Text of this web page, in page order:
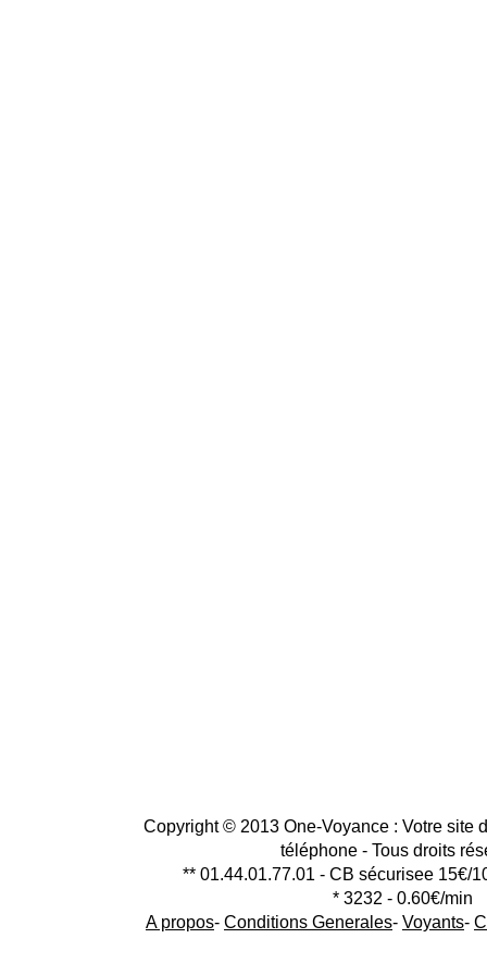
Copyright © 2013 One-Voyance : Votre site
téléphone - Tous droits
** 01.44.01.77.01 - CB sécurisee 15€/
* 3232 - 0.60€/min
A propos- Conditions Generales- Voyants-